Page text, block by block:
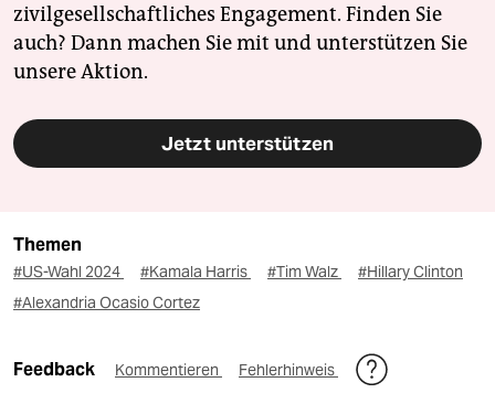
zivilgesellschaftliches Engagement. Finden Sie
auch? Dann machen Sie mit und unterstützen Sie
unsere Aktion.
Jetzt unterstützen
Themen
#US-Wahl 2024 #Kamala Harris #Tim Walz
#Hillary Clinton
#Alexandria Ocasio Cortez
Feedback Kommentieren Fehlerhinweis